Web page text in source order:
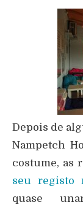
Depois de
Nampetch
costume, as
seu registo
quase